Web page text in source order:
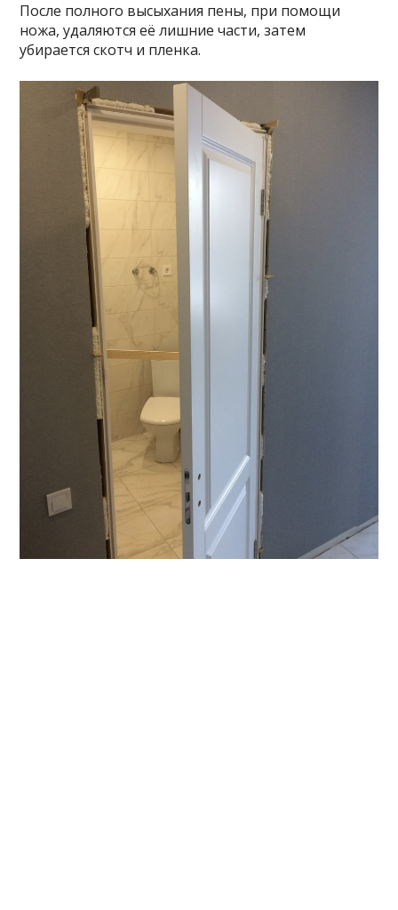
После полного высыхания пены, при помощи
ножа, удаляются её лишние части, затем
убирается скотч и пленка.